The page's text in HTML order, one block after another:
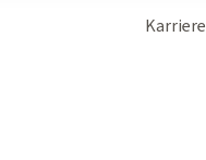
Karriere